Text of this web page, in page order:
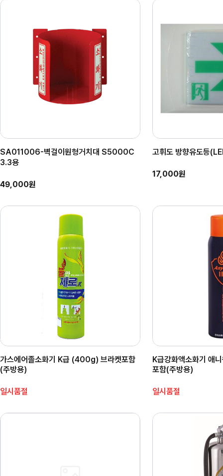
SA011006-벽걸이원형거치대 S5000C
3.3용
49,000원
고휘도 방향유도등
17,000원
가스에어졸소화기 K급 (400g) 브라켓포함
(주방용)
일시품절
K급강화액소화기 애
포함(주방용)
일시품절